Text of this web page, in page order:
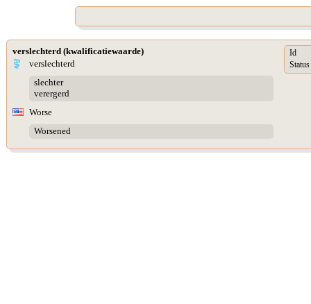
verslechterd (kwalificatiewaarde)
verslechterd
slechter
verergerd
Worse
Worsened
Id
Status